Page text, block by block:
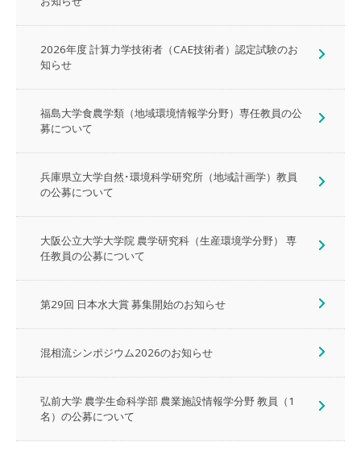
2026年度 計算力学技術者（CAE技術者）認定試験のお
知らせ
福島大学食農学類（地域環境情報学分野）専任教員の公
募について
兵庫県立大学自然･環境科学研究所（地域計画学）教員
の公募について
大阪公立大学大学院 農学研究科（生産環境学分野） 専
任教員の公募について
第29回 日本水大賞 募集開始のお知らせ
混相流シンポジウム2026のお知らせ
弘前大学 農学生命科学部 農業施設情報学分野 教員（1
名）の公募について